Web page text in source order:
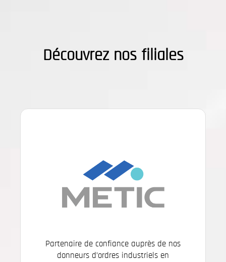
Découvrez nos filiales
Partenaire de confiance auprès de nos
donneurs d’ordres industriels en